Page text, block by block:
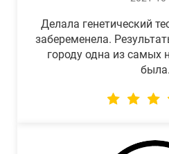
Делала генетический
забеременела.
городу одна из самых
была.